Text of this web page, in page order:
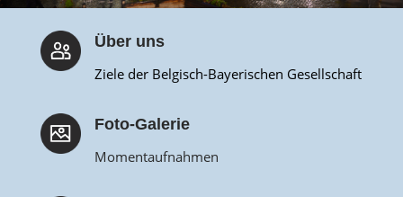
Über uns
Ziele der Belgisch-Bayerischen Gesellschaft
Foto-Galerie
Momentaufnahmen